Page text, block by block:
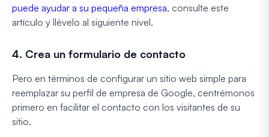
puede ayudar a su pequeña empresa, consulte este
artículo y llévelo al siguiente nivel.
4. Crea un formulario de contacto
Pero en términos de configurar un sitio web simple para
reemplazar su perfil de empresa de Google, centrémonos
primero en facilitar el contacto con los visitantes de su
sitio.